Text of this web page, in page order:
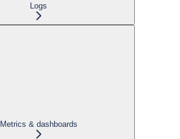
Logs
Metrics & dashboards